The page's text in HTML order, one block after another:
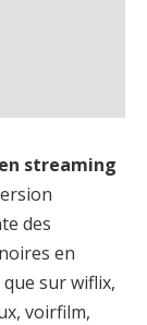
streaming
des
en
sur wiflix,
voirfilm,